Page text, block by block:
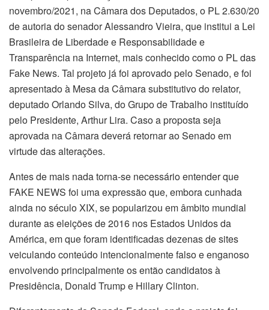
novembro/2021, na Câmara dos Deputados, o PL 2.630/20
de autoria do senador Alessandro Vieira, que institui a Lei
Brasileira de Liberdade e Responsabilidade e
Transparência na Internet, mais conhecido como o PL das
Fake News. Tal projeto já foi aprovado pelo Senado, e foi
apresentado à Mesa da Câmara substitutivo do relator,
deputado Orlando Silva, do Grupo de Trabalho instituído
pelo Presidente, Arthur Lira. Caso a proposta seja
aprovada na Câmara deverá retornar ao Senado em
virtude das alterações.
Antes de mais nada torna-se necessário entender que
FAKE NEWS foi uma expressão que, embora cunhada
ainda no século XIX, se popularizou em âmbito mundial
durante as eleições de 2016 nos Estados Unidos da
América, em que foram identificadas dezenas de sites
veiculando conteúdo intencionalmente falso e enganoso
envolvendo principalmente os então candidatos à
Presidência, Donald Trump e Hillary Clinton.